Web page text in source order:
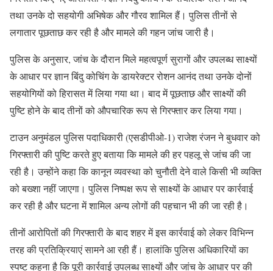
तथा उनके दो सहयोगी अभिषेक और गौरव शामिल हैं। पुलिस तीनों से
लगातार पूछताछ कर रही है और मामले की गहन जांच जारी है।
पुलिस के अनुसार, जांच के दौरान मिले महत्वपूर्ण सुरागों और उपलब्ध साक्ष्यों
के आधार पर ज्ञान बिंदु कोचिंग के डायरेक्टर रोशन आनंद तथा उनके दोनों
सहयोगियों को हिरासत में लिया गया था। बाद में पूछताछ और साक्ष्यों की
पुष्टि होने के बाद तीनों को औपचारिक रूप से गिरफ्तार कर लिया गया।
टाउन अनुमंडल पुलिस पदाधिकारी (एसडीपीओ-1) राजेश रंजन ने बुधवार को
गिरफ्तारी की पुष्टि करते हुए बताया कि मामले की हर पहलू से जांच की जा
रही है। उन्होंने कहा कि कानून व्यवस्था को चुनौती देने वाले किसी भी व्यक्ति
को बख्शा नहीं जाएगा। पुलिस निष्पक्ष रूप से साक्ष्यों के आधार पर कार्रवाई
कर रही है और घटना में शामिल अन्य लोगों की पहचान भी की जा रही है।
तीनों आरोपितों की गिरफ्तारी के बाद शहर में इस कार्रवाई को लेकर विभिन्न
तरह की प्रतिक्रियाएं सामने आ रही हैं। हालांकि पुलिस अधिकारियों का
स्पष्ट कहना है कि पूरी कार्रवाई उपलब्ध साक्ष्यों और जांच के आधार पर की